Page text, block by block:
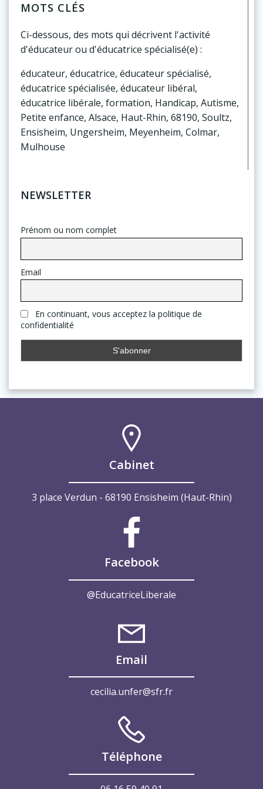
MOTS CLÉS
Ci-dessous, des mots qui décrivent l'activité
d'éducateur ou d'éducatrice spécialisé(e) :
éducateur, éducatrice, éducateur spécialisé,
éducatrice spécialisée, éducateur libéral,
éducatrice libérale, formation, Handicap, Autisme,
Petite enfance, Alsace, Haut-Rhin, 68190, Soultz,
Ensisheim, Ungersheim, Meyenheim, Colmar,
Mulhouse
NEWSLETTER
Prénom ou nom complet
Email
En continuant, vous acceptez la politique de
confidentialité
Cabinet
3 place Verdun - 68190 Ensisheim (Haut-Rhin)
Facebook
@EducatriceLiberale
Email
cecilia.unfer@sfr.fr
Téléphone